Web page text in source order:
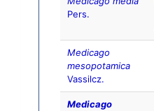
Pers.
Medicago
mesopotamica
Vassilcz.
Medicago